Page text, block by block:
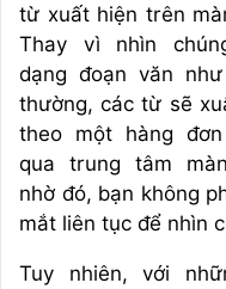
từ xuất hiện trên
Thay vì nhìn
dạng đoạn văn
thường, các từ sẽ
theo một hàng
qua trung tâm
nhờ đó, bạn không
mắt liên tục để nhìn
Tuy nhiên, với